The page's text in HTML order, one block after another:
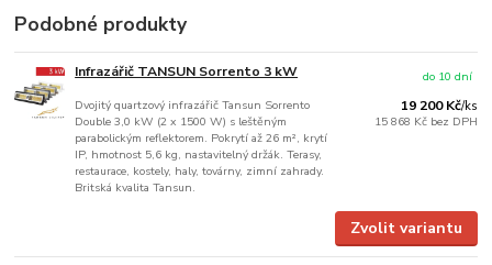
Podobné produkty
Infrazářič TANSUN Sorrento 3 kW
Dvojitý quartzový infrazářič Tansun Sorrento
Double 3,0 kW (2 x 1500 W) s leštěným
parabolickým reflektorem. Pokrytí až 26 m², krytí
IP, hmotnost 5,6 kg, nastavitelný držák. Terasy,
restaurace, kostely, haly, továrny, zimní zahrady.
Britská kvalita Tansun.
19 200 Kč/ks
15 868 Kč bez DPH
do 10 dní
Zvolit variantu